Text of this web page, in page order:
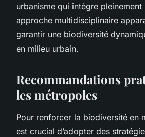
urbanisme qui intègre
approche multidisciplinaire
garantir une biodiversité
en milieu urbain.
Recommandations
les métropoles
Pour renforcer la biodiversité en
est crucial d’adopter des